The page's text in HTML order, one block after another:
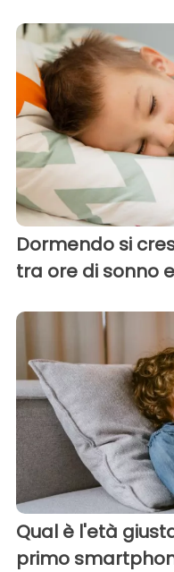
Dormendo si
tra ore di sonno
Qual è l'età
primo